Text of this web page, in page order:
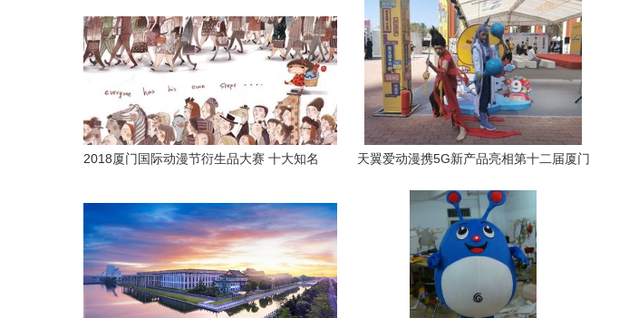
2018厦门国际动漫节衍生品大赛 十大知名
天翼爱动漫携5G新产品亮相第十二届厦门